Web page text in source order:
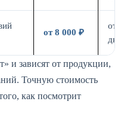
от 8 000 ₽
от 5
дн.
и зависят от продукции,
Точную стоимость
как посмотрит